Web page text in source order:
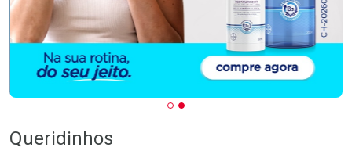
Queridinhos